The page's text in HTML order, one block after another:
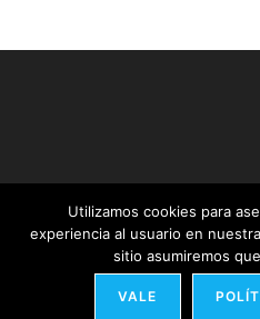
Copyright 2019 ®
Utilizamos cookies para
experiencia al usuario en
sitio asumiremos
VALE